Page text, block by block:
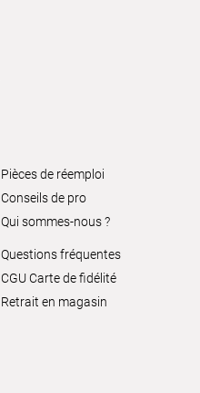
Pièces de réemploi
Conseils de pro
Qui sommes-nous ?
Questions fréquentes
CGU Carte de fidélité
Retrait en magasin